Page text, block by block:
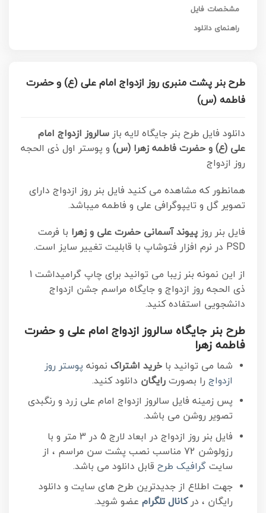
مشخصات فایل
راهنمای دانلود
طرح بنر پشت منبری روز ازدواج امام علی (ع) و حضرت
فاطمه (س)
دانلود فایل طرح بنر جایگاه لایه باز سالروز ازدواج امام
علی (ع) و حضرت فاطمه زهرا (س) و پوستر اول ذی الحجه
روز ازدواج
همانطور که مشاهده می کنید فایل بنر روز ازدواج دارای
تصویر گل و تایپوگرافی علی و فاطمه میباشد.
فایل بنر روز پیوند آسمانی حضرت علی و زهرا با فرمت
PSD در نرم افزار فتوشاپ با قابلیت تغییر سایز است.
از این نمونه بنر زیبا می توانید برای چاپ گرامیداشت 1
ذی الحجه روز ازدواج و جایگاه مراسم جشن ازدواج
دانشجویی استفاده کنید.
طرح بنر جایگاه سالروز ازدواج امام علی و حضرت
فاطمه زهرا
شما می توانید با خرید اشتراکنمونه پوستر روز
ازدواجرا بصورت رایگان دانلود کنید.
پس زمینه فایل سالروز ازدواج امام علی زرد و رنگبدی
تصویر روشن می باشد.
فایل بنر روز ازدواج در ابعاد لارج 5 در 3 متر و با
رزولوشن 72 مناسب نصب پشت سن مراسم ، از
سایت گرافیک طرحقابل دانلود می باشد.
جهت اطلاع از جدیدترین طرح های سایت و دانلود
رایگان ، درکانال تلگرامعضو شوید.